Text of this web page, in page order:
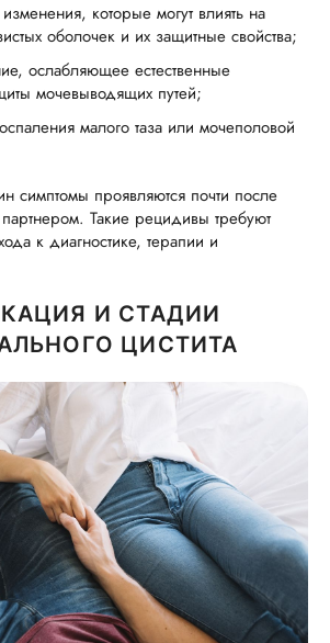
которые могут влиять на
оболочек и их защитные свойства;
ослабляющее естественные
мочевыводящих путей;
малого таза или мочеполовой
симптомы проявляются почти после
партнером. Такие рецидивы требуют
к диагностике, терапии и
И СТАДИИ
ЦИСТИТА